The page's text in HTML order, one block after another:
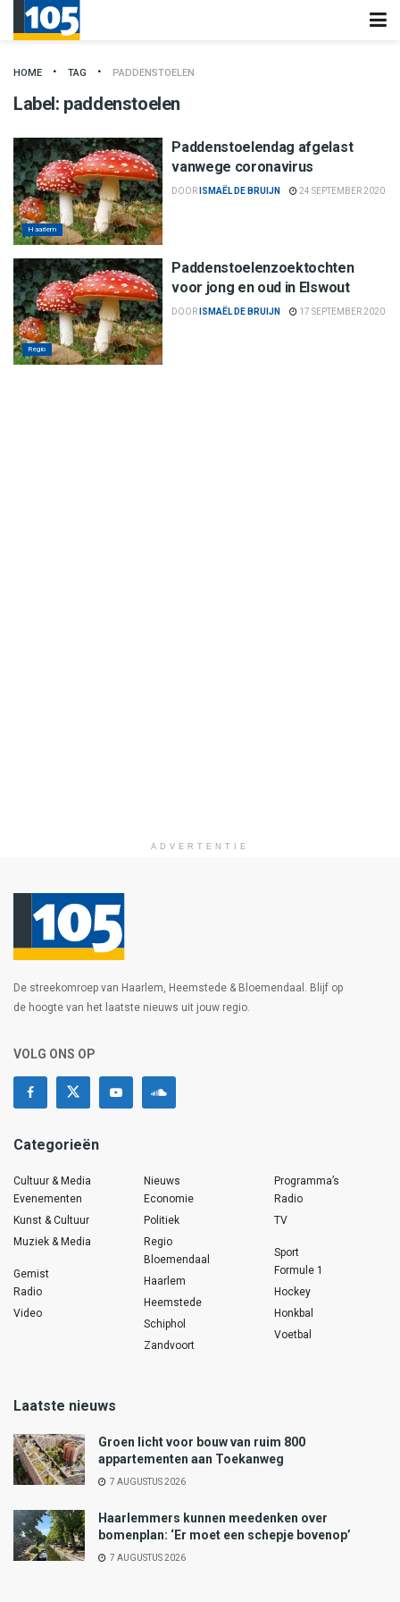
HOME TAG PADDENSTOELEN
Label: paddenstoelen
Haarlem
Paddenstoelendag afgelast
vanwege coronavirus
DOOR ISMAËL DE BRUIJN 24 SEPTEMBER 2020
Regio
Paddenstoelenzoektochten
voor jong en oud in Elswout
DOOR ISMAËL DE BRUIJN 17 SEPTEMBER 2020
ADVERTENTIE
De streekomroep van Haarlem, Heemstede & Bloemendaal. Blijf op
de hoogte van het laatste nieuws uit jouw regio.
VOLG ONS OP
Categorieën
Cultuur & Media
Evenementen
Kunst & Cultuur
Muziek & Media
Gemist
Radio
Video
Nieuws
Economie
Politiek
Regio
Bloemendaal
Haarlem
Heemstede
Schiphol
Zandvoort
Programma’s
Radio
TV
Sport
Formule 1
Hockey
Honkbal
Voetbal
Laatste nieuws
Groen licht voor bouw van ruim 800
appartementen aan Toekanweg
7 AUGUSTUS 2026
Haarlemmers kunnen meedenken over
bomenplan: ‘Er moet een schepje bovenop’
7 AUGUSTUS 2026